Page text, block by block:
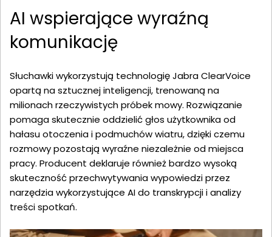
AI wspierające wyraźną
komunikację
Słuchawki wykorzystują technologię Jabra ClearVoice
opartą na sztucznej inteligencji, trenowaną na
milionach rzeczywistych próbek mowy. Rozwiązanie
pomaga skutecznie oddzielić głos użytkownika od
hałasu otoczenia i podmuchów wiatru, dzięki czemu
rozmowy pozostają wyraźne niezależnie od miejsca
pracy. Producent deklaruje również bardzo wysoką
skuteczność przechwytywania wypowiedzi przez
narzędzia wykorzystujące AI do transkrypcji i analizy
treści spotkań.